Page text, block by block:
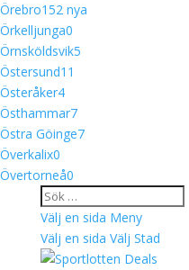
Örebro152 nya
Örkelljunga0
Örnsköldsvik5
Östersund11
Österåker4
Östhammar7
Östra Göinge7
Överkalix0
Övertorneå0
Välj en sida Meny
Välj en sida Välj Stad